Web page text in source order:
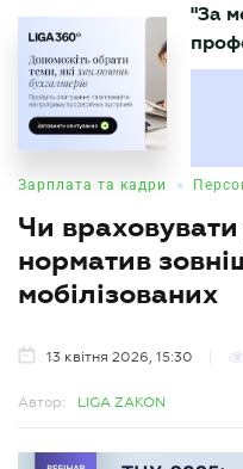
БУХГАЛТЕР
"За
Зарплата та кадри •
Чи
норматив
мобілізованих
13 квітня 2026, 15:30
Автор: LIGA ZAKON